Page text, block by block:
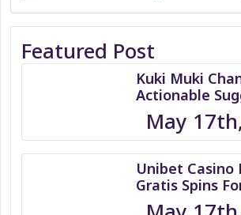
Featured Post
Kuki Muki
Actionable
May
Unibet Casino
Gratis Spins